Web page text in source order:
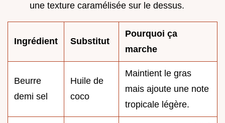
une texture caramélisée sur le dessus.
Ingrédient Substitut
Pourquoi ça
marche
Beurre
demi sel
Huile de
coco
Maintient le gras
mais ajoute une note
tropicale légère.